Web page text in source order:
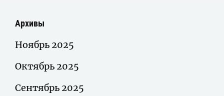
Архивы
Ноябрь 2025
Октябрь 2025
Сентябрь 2025